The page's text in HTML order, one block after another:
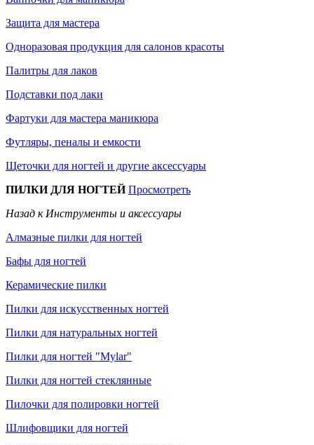
Защита для мастера
Одноразовая продукция для салонов красоты
Палитры для лаков
Подставки под лаки
Фартуки для мастера маникюра
Футляры, пеналы и емкости
Щеточки для ногтей и другие аксессуары
ПИЛКИ ДЛЯ НОГТЕЙПросмотреть
Назад к Инструменты и аксессуары
Алмазные пилки для ногтей
Бафы для ногтей
Керамические пилки
Пилки для искусственных ногтей
Пилки для натуральных ногтей
Пилки для ногтей "Mylar"
Пилки для ногтей стеклянные
Пилочки для полировки ногтей
Шлифовщики для ногтей